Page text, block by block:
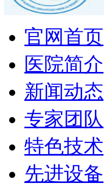
官网首页
医院简介
新闻动态
专家团队
特色技术
先进设备